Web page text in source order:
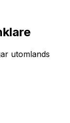
utomlands